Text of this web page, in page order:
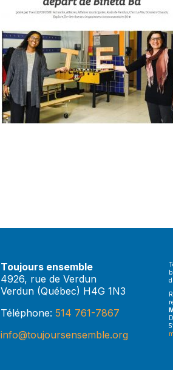
Toujours ensemble
4926, rue de Verdun
Verdun (Québec) H4G 1N3
Téléphone:514 761-7867
info@toujoursensemble.org